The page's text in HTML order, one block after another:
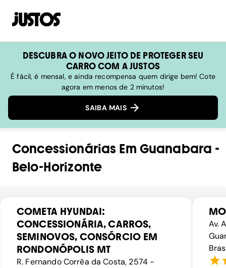
DESCUBRA O NOVO JEITO DE PROTEGER SEU
CARRO COM A JUSTOS
É fácil, é mensal, e ainda recompensa quem dirige bem! Cote
agora em menos de 2 minutos!
SAIBA MAIS
Concessionárias Em Guanabara -
Belo-Horizonte
COMETA HYUNDAI:
CONCESSIONÁRIA, CARROS,
SEMINOVOS, CONSÓRCIO EM
RONDONÓPOLIS MT
R. Fernando Corrêa da Costa, 2574 -
Av.